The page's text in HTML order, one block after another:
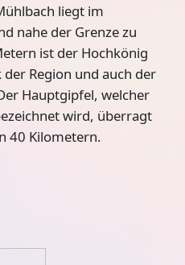
liegt im
nahe der Grenze zu
ist der Hochkönig
Region und auch der
Hauptgipfel, welcher
wird, überragt
40 Kilometern.